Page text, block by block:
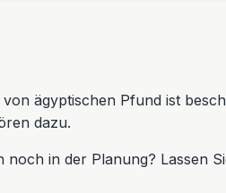
ägyptischen Pfund ist
dazu.
in der Planung? Lassen